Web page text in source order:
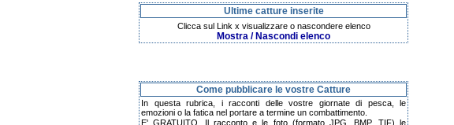
Ultime catture inserite
Clicca sul Link x visualizzare o nascondere elenco
Mostra / Nascondi elenco
Come pubblicare le vostre Catture
In questa rubrica, i racconti delle vostre giornate di pesca, le
emozioni o la fatica nel portare a termine un combattimento.
E' GRATUITO. Il racconto e le foto (formato JPG, BMP, TIF) le